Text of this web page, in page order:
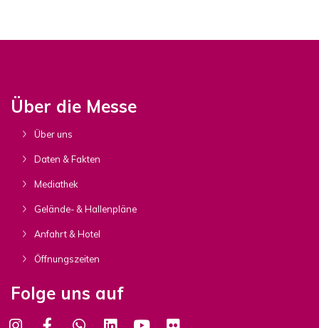
Über die Messe
Über uns
Daten & Fakten
Mediathek
Gelände- & Hallenpläne
Anfahrt & Hotel
Öffnungszeiten
Folge uns auf